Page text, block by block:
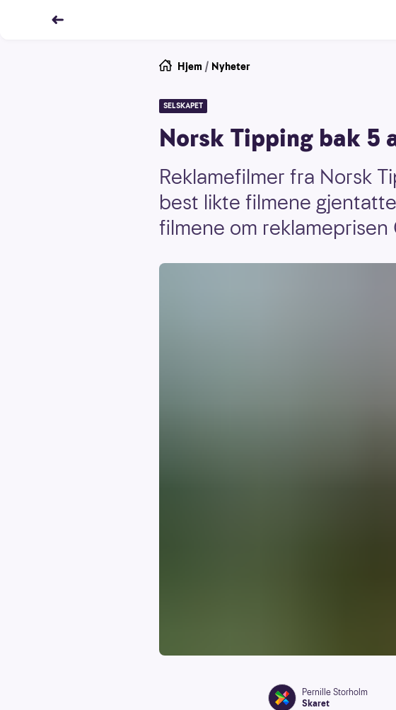
Hjem / Nyheter
SELSKAPET
Norsk Tipping bak 5
Reklamefilmer fra Norsk
best likte filmene
filmene om reklameprisen
Pernille Storholm
Skaret